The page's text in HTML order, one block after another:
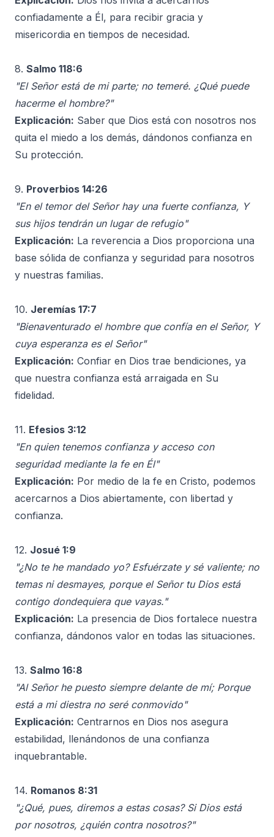
confiadamente a Él, para recibir gracia y
misericordia en tiempos de necesidad.
8. Salmo 118:6
"El Señor está de mi parte; no temeré. ¿Qué puede
hacerme el hombre?"
Explicación: Saber que Dios está con nosotros nos
quita el miedo a los demás, dándonos confianza en
Su protección.
9. Proverbios 14:26
"En el temor del Señor hay una fuerte confianza, Y
sus hijos tendrán un lugar de refugio"
Explicación: La reverencia a Dios proporciona una
base sólida de confianza y seguridad para nosotros
y nuestras familias.
10. Jeremías 17:7
"Bienaventurado el hombre que confía en el Señor, Y
cuya esperanza es el Señor"
Explicación: Confiar en Dios trae bendiciones, ya
que nuestra confianza está arraigada en Su
fidelidad.
11. Efesios 3:12
"En quien tenemos confianza y acceso con
seguridad mediante la fe en Él"
Explicación: Por medio de la fe en Cristo, podemos
acercarnos a Dios abiertamente, con libertad y
confianza.
12. Josué 1:9
"¿No te he mandado yo? Esfuérzate y sé valiente; no
temas ni desmayes, porque el Señor tu Dios está
contigo dondequiera que vayas."
Explicación: La presencia de Dios fortalece nuestra
confianza, dándonos valor en todas las situaciones.
13. Salmo 16:8
"Al Señor he puesto siempre delante de mí; Porque
está a mi diestra no seré conmovido"
Explicación: Centrarnos en Dios nos asegura
estabilidad, llenándonos de una confianza
inquebrantable.
14. Romanos 8:31
"¿Qué, pues, diremos a estas cosas? Si Dios está
por nosotros, ¿quién contra nosotros?"